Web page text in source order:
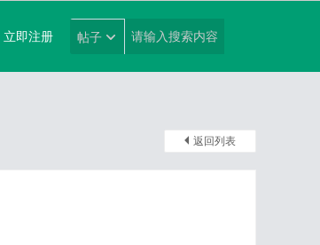
帖子
立即注册
返回列表